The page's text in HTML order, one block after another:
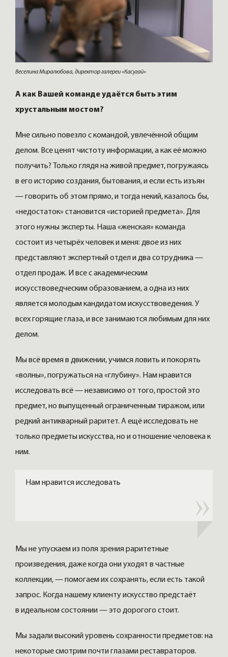
Веселина Миралюбова, директор галереи «Касугай»
А как Вашей команде удаётся быть этим
хрустальным мостом?
Мне сильно повезло с командой, увлечённой общим
делом. Все ценят чистоту информации, а как её можно
получить? Только глядя на живой предмет, погружаясь
в его историю создания, бытования, и если есть изъян
— говорить об этом прямо, и тогда некий, казалось бы,
«недостаток» становится «историей предмета». Для
этого нужны эксперты. Наша «женская» команда
состоит из четырёх человек и меня: двое из них
представляют экспертный отдел и два сотрудника —
отдел продаж. И все с академическим
искусствоведческим образованием, а одна из них
является молодым кандидатом искусствоведения. У
всех горящие глаза, и все занимаются любимым для них
делом.
Мы всё время в движении, учимся ловить и покорять
«волны», погружаться на «глубину». Нам нравится
исследовать всё — независимо от того, простой это
предмет, но выпущенный ограниченным тиражом, или
редкий антикварный раритет. А ещё исследовать не
только предметы искусства, но и отношение человека к
ним.
Нам нравится исследовать
Мы не упускаем из поля зрения раритетные
произведения, даже когда они уходят в частные
коллекции, — помогаем их сохранять, если есть такой
запрос. Когда нашему клиенту искусство предстаёт
в идеальном состоянии — это дорогого стоит.
Мы задали высокий уровень сохранности предметов: на
некоторые смотрим почти глазами реставраторов.